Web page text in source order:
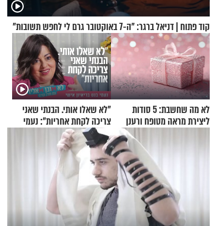
קוד פתוח | דניאל ברגר: "ה-7 באוקטובר גרם לי לחפש תשובות"
לא מה שחשבת: 5 סודות
ליצירת מראה מטופח ורענן
"לא שאלו אותי. הבנתי שאני
צריכה לקחת אחריות": נעמי
בנט בריאיון אישי